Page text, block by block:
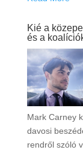
Kié a
és a
Mark Carney
davosi
rendről szóló